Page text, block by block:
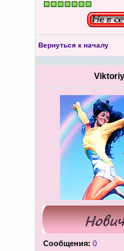
Вернуться к началу
Сообщения: 0